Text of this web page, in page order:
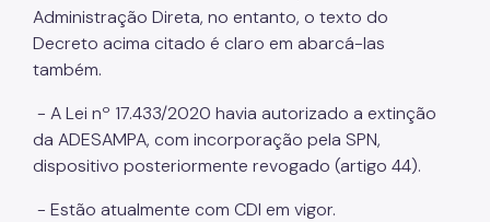
Administração Direta, no entanto, o texto do
Decreto acima citado é claro em abarcá-las
também.
- A Lei nº 17.433/2020 havia autorizado a extinção
da ADESAMPA, com incorporação pela SPN,
dispositivo posteriormente revogado (artigo 44).
- Estão atualmente com CDI em vigor.